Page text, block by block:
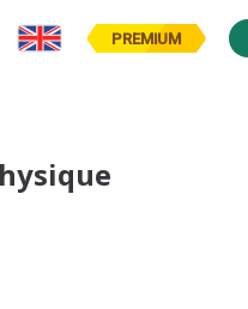
PREMIUM